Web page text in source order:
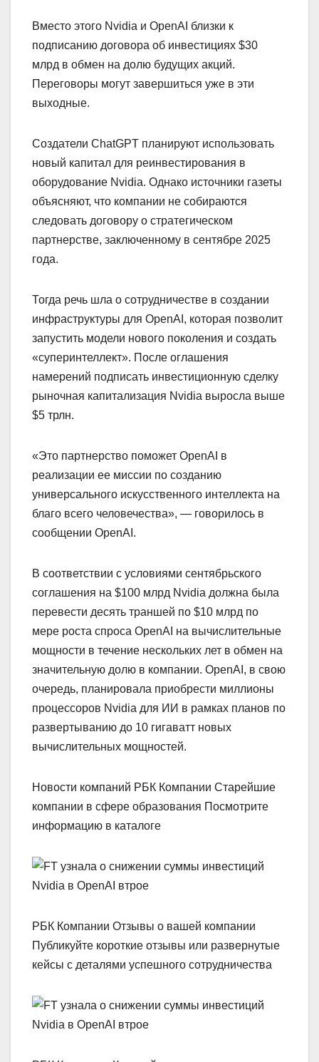
Вместо этого Nvidia и OpenAI близки к
подписанию договора об инвестициях $30
млрд в обмен на долю будущих акций.
Переговоры могут завершиться уже в эти
выходные.
Создатели ChatGPT планируют использовать
новый капитал для реинвестирования в
оборудование Nvidia. Однако источники газеты
объясняют, что компании не собираются
следовать договору о стратегическом
партнерстве, заключенному в сентябре 2025
года.
Тогда речь шла о сотрудничестве в создании
инфраструктуры для OpenAI, которая позволит
запустить модели нового поколения и создать
«суперинтеллект». После оглашения
намерений подписать инвестиционную сделку
рыночная капитализация Nvidia выросла выше
$5 трлн.
«Это партнерство поможет OpenAI в
реализации ее миссии по созданию
универсального искусственного интеллекта на
благо всего человечества», — говорилось в
сообщении OpenAI.
В соответствии с условиями сентябрьского
соглашения на $100 млрд Nvidia должна была
перевести десять траншей по $10 млрд по
мере роста спроса OpenAI на вычислительные
мощности в течение нескольких лет в обмен на
значительную долю в компании. OpenAI, в свою
очередь, планировала приобрести миллионы
процессоров Nvidia для ИИ в рамках планов по
развертыванию до 10 гигаватт новых
вычислительных мощностей.
Новости компаний РБК Компании Старейшие
компании в сфере образования Посмотрите
информацию в каталоге
РБК Компании Отзывы о вашей компании
Публикуйте короткие отзывы или развернутые
кейсы с деталями успешного сотрудничества